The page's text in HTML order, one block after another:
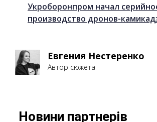
Укроборонпром начал
производство дронов-
Евгения Нестеренко
Автор сюжета